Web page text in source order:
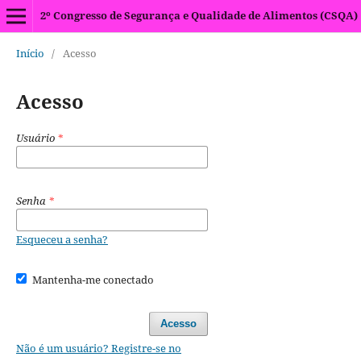
2º Congresso de Segurança e Qualidade de Alimentos (CSQA)
Início / Acesso
Acesso
Usuário *
Senha *
Esqueceu a senha?
Mantenha-me conectado
Acesso
Não é um usuário? Registre-se no